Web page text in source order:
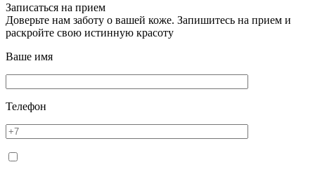
Записаться на прием
Доверьте нам заботу о вашей коже. Запишитесь на прием и
раскройте свою истинную красоту
Ваше имя
Телефон